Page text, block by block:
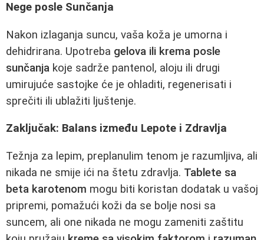
Nege posle Sunčanja
Nakon izlaganja suncu, vaša koža je umorna i
dehidrirana. Upotreba gelova ili krema posle
sunčanja koje sadrže pantenol, aloju ili drugi
umirujuće sastojke će je ohladiti, regenerisati i
sprečiti ili ublažiti ljuštenje.
Zaključak: Balans između Lepote i Zdravlja
Težnja za lepim, preplanulim tenom je razumljiva, ali
nikada ne smije ići na štetu zdravlja. Tablete sa
beta karotenom mogu biti koristan dodatak u vašoj
pripremi, pomažući koži da se bolje nosi sa
suncem, ali one nikada ne mogu zameniti zaštitu